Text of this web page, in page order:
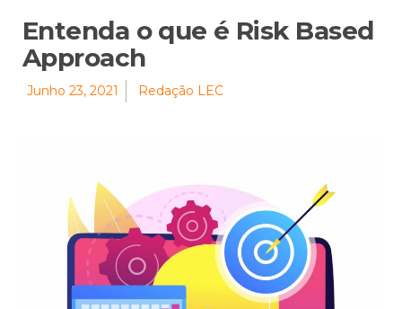
Entenda o que é Risk Based
Approach
Junho 23, 2021 Redação LEC